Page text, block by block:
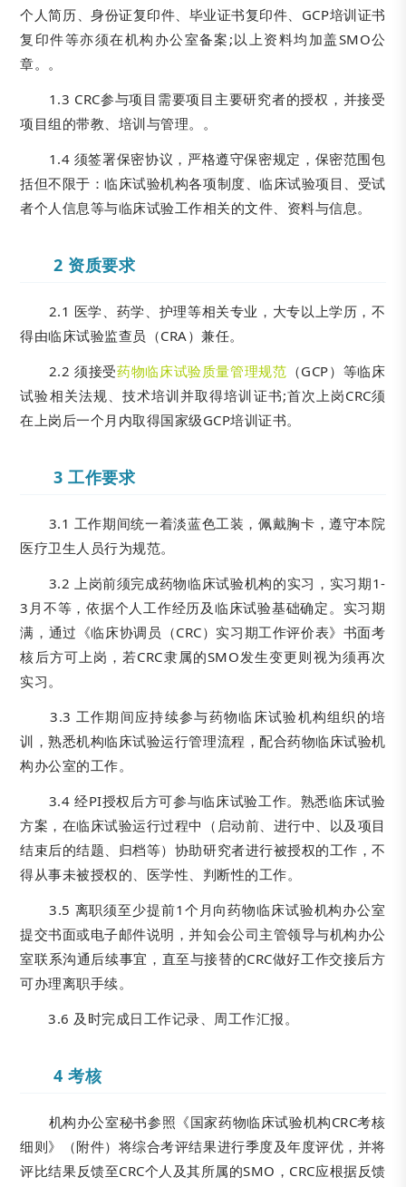
个人简历、身份证复印件、毕业证书复印件、GCP培训证书
复印件等亦须在机构办公室备案;以上资料均加盖SMO公
章。。
1.3 CRC参与项目需要项目主要研究者的授权，并接受
项目组的带教、培训与管理。。
1.4 须签署保密协议，严格遵守保密规定，保密范围包
括但不限于：临床试验机构各项制度、临床试验项目、受试
者个人信息等与临床试验工作相关的文件、资料与信息。
2 资质要求
2.1 医学、药学、护理等相关专业，大专以上学历，不
得由临床试验监查员（CRA）兼任。
2.2 须接受药物临床试验质量管理规范 （GCP）等临床
试验相关法规、技术培训并取得培训证书;首次上岗CRC须
在上岗后一个月内取得国家级GCP培训证书。
3 工作要求
3.1 工作期间统一着淡蓝色工装，佩戴胸卡，遵守本院
医疗卫生人员行为规范。
3.2 上岗前须完成药物临床试验机构的实习，实习期1-
3月不等，依据个人工作经历及临床试验基础确定。实习期
满，通过《临床协调员（CRC）实习期工作评价表》书面考
核后方可上岗，若CRC隶属的SMO发生变更则视为须再次
实习。
3.3 工作期间应持续参与药物临床试验机构组织的培
训，熟悉机构临床试验运行管理流程，配合药物临床试验机
构办公室的工作。
3.4 经PI授权后方可参与临床试验工作。熟悉临床试验
方案，在临床试验运行过程中（启动前、进行中、以及项目
结束后的结题、归档等）协助研究者进行被授权的工作，不
得从事未被授权的、医学性、判断性的工作。
3.5 离职须至少提前1个月向药物临床试验机构办公室
提交书面或电子邮件说明，并知会公司主管领导与机构办公
室联系沟通后续事宜，直至与接替的CRC做好工作交接后方
可办理离职手续。
3.6 及时完成日工作记录、周工作汇报。
4 考核
机构办公室秘书参照《国家药物临床试验机构CRC考核
细则》（附件）将综合考评结果进行季度及年度评优，并将
评比结果反馈至CRC个人及其所属的SMO，CRC应根据反馈